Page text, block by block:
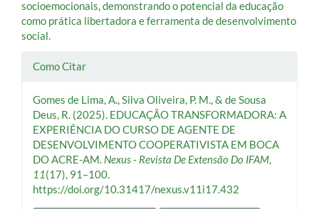
socioemocionais, demonstrando o potencial da educação
como prática libertadora e ferramenta de desenvolvimento
social.
Detalhes
artigo
Como Citar
Gomes de Lima, A., Silva Oliveira, P. M., & de Sousa
Deus, R. (2025). EDUCAÇÃO TRANSFORMADORA: A
EXPERIÊNCIA DO CURSO DE AGENTE DE
DESENVOLVIMENTO COOPERATIVISTA EM BOCA
DO ACRE-AM. Nexus - Revista De Extensão Do IFAM
11(17), 91–100.
https://doi.org/10.31417/nexus.v11i17.432